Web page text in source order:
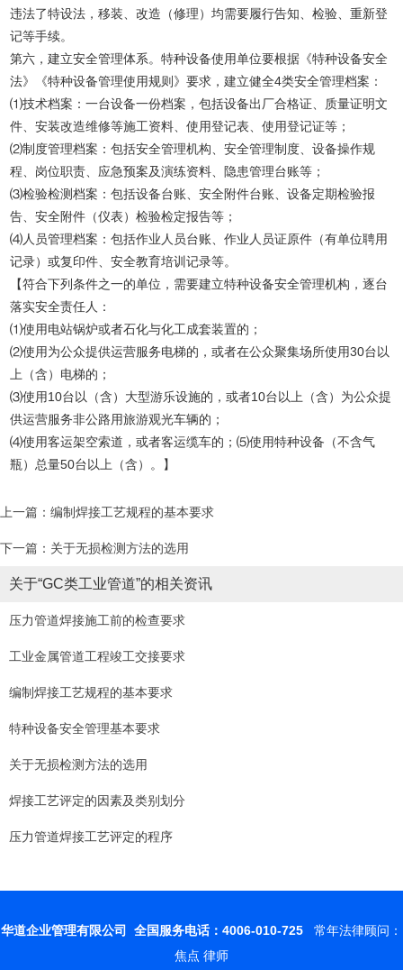
违法了特设法，移装、改造（修理）均需要履行告知、检验、重新登
记等手续。
第六，建立安全管理体系。特种设备使用单位要根据《特种设备安全
法》《特种设备管理使用规则》要求，建立健全4类安全管理档案：
⑴技术档案：一台设备一份档案，包括设备出厂合格证、质量证明文
件、安装改造维修等施工资料、使用登记表、使用登记证等；
⑵制度管理档案：包括安全管理机构、安全管理制度、设备操作规
程、岗位职责、应急预案及演练资料、隐患管理台账等；
⑶检验检测档案：包括设备台账、安全附件台账、设备定期检验报
告、安全附件（仪表）检验检定报告等；
⑷人员管理档案：包括作业人员台账、作业人员证原件（有单位聘用
记录）或复印件、安全教育培训记录等。
【符合下列条件之一的单位，需要建立特种设备安全管理机构，逐台
落实安全责任人：
⑴使用电站锅炉或者石化与化工成套装置的；
⑵使用为公众提供运营服务电梯的，或者在公众聚集场所使用30台以
上（含）电梯的；
⑶使用10台以（含）大型游乐设施的，或者10台以上（含）为公众提
供运营服务非公路用旅游观光车辆的；
⑷使用客运架空索道，或者客运缆车的；⑸使用特种设备（不含气
瓶）总量50台以上（含）。】
上一篇：编制焊接工艺规程的基本要求
下一篇：关于无损检测方法的选用
关于“GC类工业管道”的相关资讯
压力管道焊接施工前的检查要求
工业金属管道工程竣工交接要求
编制焊接工艺规程的基本要求
特种设备安全管理基本要求
关于无损检测方法的选用
焊接工艺评定的因素及类别划分
压力管道焊接工艺评定的程序
华道企业管理有限公司 全国服务电话：4006-010-725 常年法律顾问：
焦点 律师